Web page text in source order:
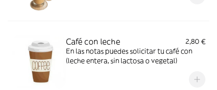
Café con leche
2,80 €
En las notas puedes solicitar tu café con
(leche entera, sin lactosa o vegetal)